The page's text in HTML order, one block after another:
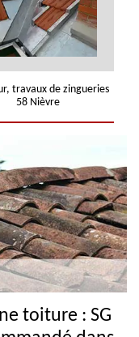
travaux de zingueries
58 Nièvre
toiture : SG